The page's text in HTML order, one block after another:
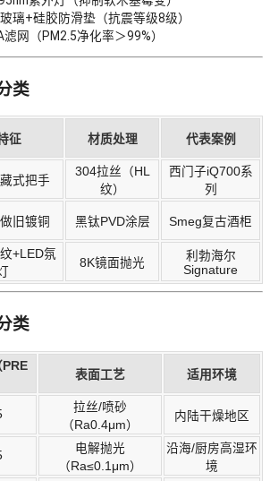
璃+硅胶防滑垫（抗震等级8级）
滤网（PM2.5净化率＞99%）
类
征 材质处理 代表案例
式把手
304拉丝（HL
纹）
西门子iQ700系
列
旧镀铜 黑钛PVD涂层 Smeg复古酒柜
+LED氛
8K镜面抛光
利勃海尔
Signature
类
PRE
表面工艺 适用环境
拉丝/喷砂
（Ra0.4μm）
内陆干燥地区
电解抛光
（Ra≤0.1μm）
沿海/厨房高湿环
境